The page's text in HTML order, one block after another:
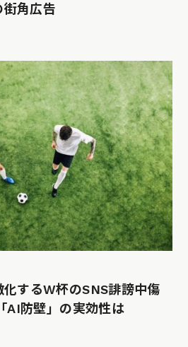
街角広告
するW杯のSNS誹謗中傷
AI防壁」の実効性は